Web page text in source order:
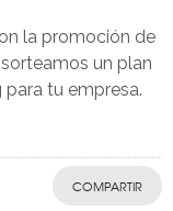
la promoción de
un plan
tu empresa.
COMPARTIR